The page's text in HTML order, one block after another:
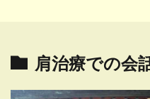
肩治療での会